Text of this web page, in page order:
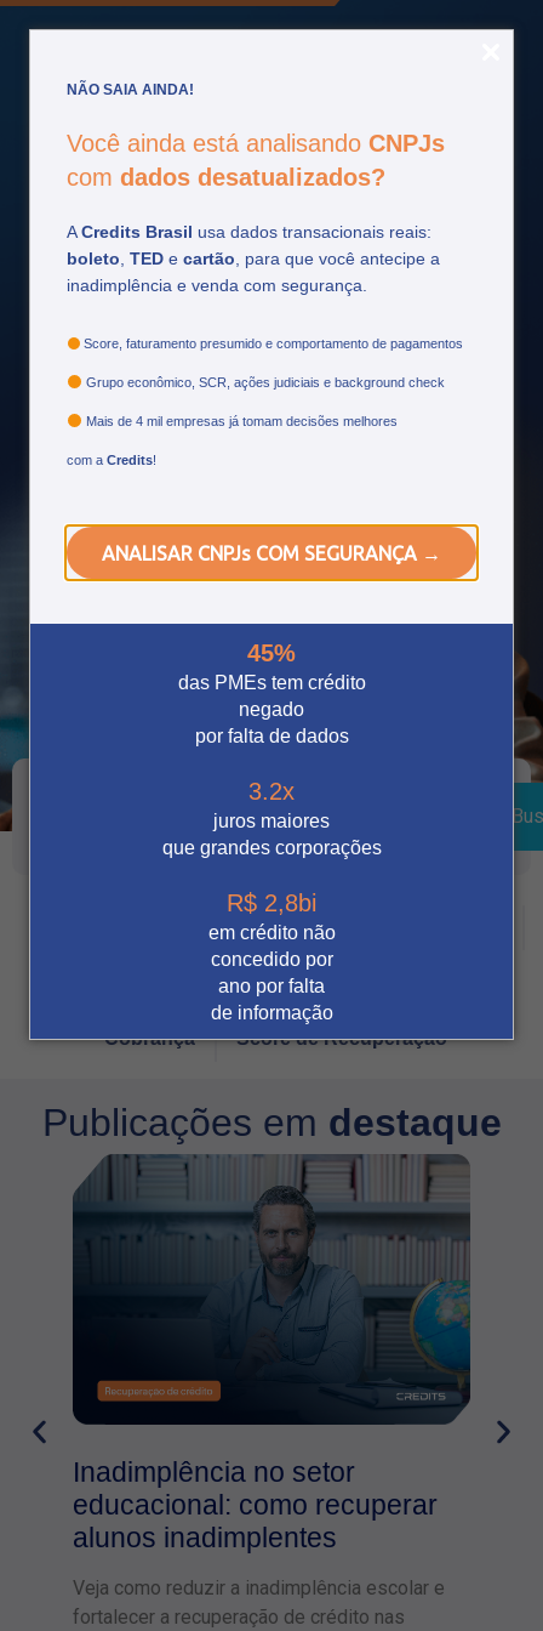
NÃO SAIA AINDA!
Você ainda está analisando CNPJs
com dados desatualizados?
ACredits Brasil usa dados transacionais reais:
boleto TED e cartão , para que você antecipe a
inadimplência e venda com segurança.
Score, faturamento presumido e comportamento de pagamentos
Grupo econômico, SCR, ações judiciais e background check
Mais de 4 mil empresas já tomam decisões melhores
com a Credits!
ANALISAR CNPJs COM SEGURANÇA →
45%
das PMEs tem crédito
negado
por falta de dados
3.2x
juros maiores
que grandes corporações
R$ 2,8bi
em crédito não
concedido por
ano por falta
de informação
Fique por dentro
financeiro e tome decisões mais estratégicas.
Vendas Digitais Prevenção à fraude
Automação
Cobrança Score de Recuperação
Publicações em destaque
Inadimplência no setor
educacional: como recuperar
alunos inadimplentes
Veja como reduzir a inadimplência escolar e
fortalecer a recuperação de crédito nas